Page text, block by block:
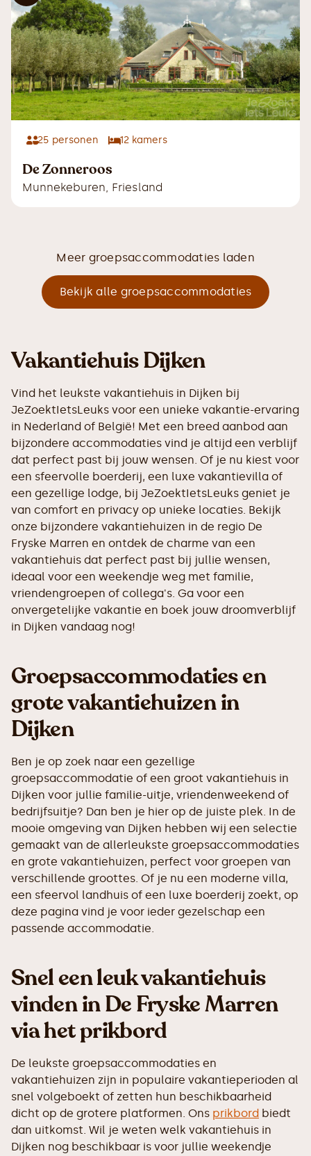
25 personen 12 kamers
De Zonneroos
Munnekeburen, Friesland
Meer groepsaccommodaties laden
Bekijk alle groepsaccommodaties
Vakantiehuis Dijken
Vind het leukste vakantiehuis in Dijken bij
JeZoektIetsLeuks voor een unieke vakantie-ervaring
in Nederland of België! Met een breed aanbod aan
bijzondere accommodaties vind je altijd een verblijf
dat perfect past bij jouw wensen. Of je nu kiest voor
een sfeervolle boerderij, een luxe vakantievilla of
een gezellige lodge, bij JeZoektIetsLeuks geniet je
van comfort en privacy op unieke locaties. Bekijk
onze bijzondere vakantiehuizen in de regio De
Fryske Marren en ontdek de charme van een
vakantiehuis dat perfect past bij jullie wensen,
ideaal voor een weekendje weg met familie,
vriendengroepen of collega's. Ga voor een
onvergetelijke vakantie en boek jouw droomverblijf
in Dijken vandaag nog!
Groepsaccommodaties en
grote vakantiehuizen in
Dijken
Ben je op zoek naar een gezellige
groepsaccommodatie of een groot vakantiehuis in
Dijken voor jullie familie-uitje, vriendenweekend of
bedrijfsuitje? Dan ben je hier op de juiste plek. In de
mooie omgeving van Dijken hebben wij een selectie
gemaakt van de allerleukste groepsaccommodaties
en grote vakantiehuizen, perfect voor groepen van
verschillende groottes. Of je nu een moderne villa,
een sfeervol landhuis of een luxe boerderij zoekt, op
deze pagina vind je voor ieder gezelschap een
passende accommodatie.
Snel een leuk vakantiehuis
vinden in De Fryske Marren
via het prikbord
De leukste groepsaccommodaties en
vakantiehuizen zijn in populaire vakantieperioden al
snel volgeboekt of zetten hun beschikbaarheid
dicht op de grotere platformen. Ons prikbord biedt
dan uitkomst. Wil je weten welk vakantiehuis in
Dijken nog beschikbaar is voor jullie weekendje